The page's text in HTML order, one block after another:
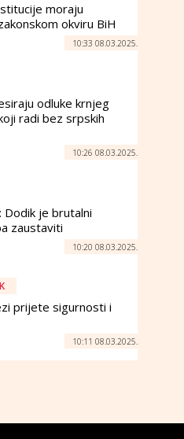
moraju
okviru BiH
10:33 08.03.2025.
odluke krnjeg
radi bez srpskih
10:26 08.03.2025.
Dodik je brutalni
zaustaviti
10:20 08.03.2025.
prijete sigurnosti i
10:11 08.03.2025.